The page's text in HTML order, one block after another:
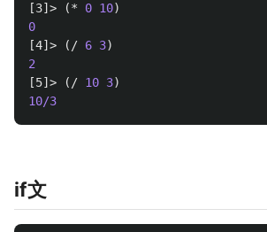
[3]>
(* 0 10)
0
[4]>
( / 6 3)
2
[5]>
( / 10 3)
10/3
if文